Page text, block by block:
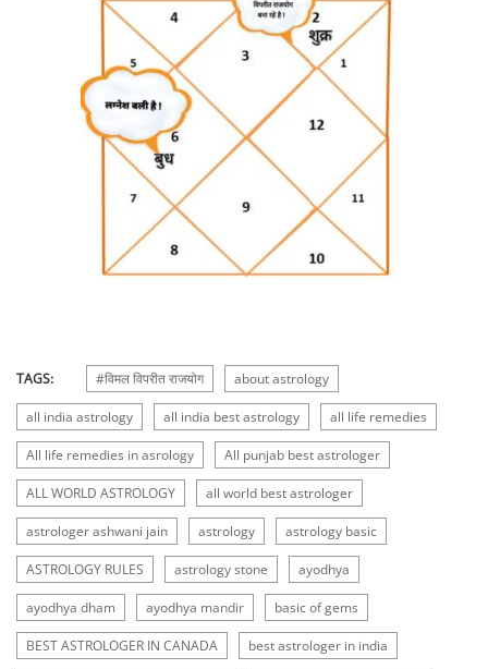
TAGS: #विमल विपरीत राजयोग about astrology
all india astrology all india best astrology all life remedies
All life remedies in asrology All punjab best astrologer
ALL WORLD ASTROLOGY all world best astrologer
astrologer ashwani jain astrology astrology basic
ASTROLOGY RULES astrology stone ayodhya
ayodhya dham ayodhya mandir basic of gems
BEST ASTROLOGER IN CANADA best astrologer in india